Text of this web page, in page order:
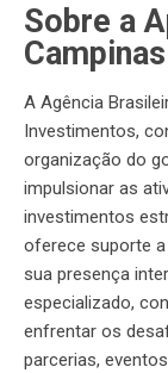
Sobre a
Campinas
A Agência
Investimentos,
organização do
impulsionar as
investimentos
oferece suporte
sua presença
especializado,
enfrentar os
parcerias,